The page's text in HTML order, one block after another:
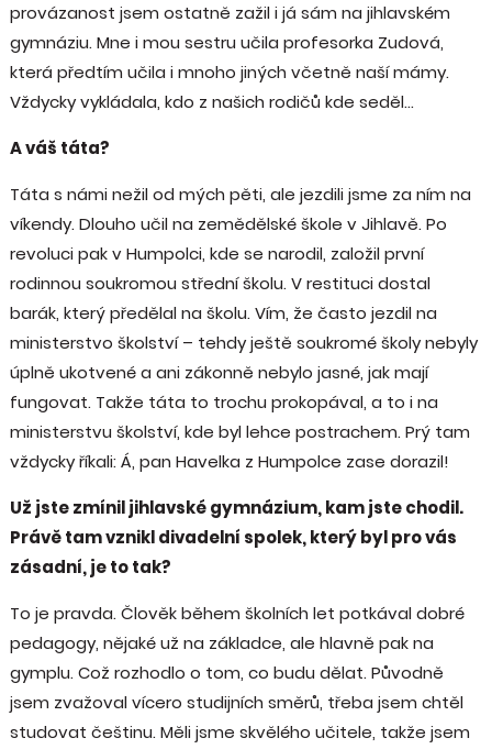
provázanost jsem ostatně zažil i já sám na jihlavském
gymnáziu. Mne i mou sestru učila profesorka Zudová,
která předtím učila i mnoho jiných včetně naší mámy.
Vždycky vykládala, kdo z našich rodičů kde seděl…
A váš táta?
Táta s námi nežil od mých pěti, ale jezdili jsme za ním na
víkendy. Dlouho učil na zemědělské škole v Jihlavě. Po
revoluci pak v Humpolci, kde se narodil, založil první
rodinnou soukromou střední školu. V restituci dostal
barák, který předělal na školu. Vím, že často jezdil na
ministerstvo školství – tehdy ještě soukromé školy nebyly
úplně ukotvené a ani zákonně nebylo jasné, jak mají
fungovat. Takže táta to trochu prokopával, a to i na
ministerstvu školství, kde byl lehce postrachem. Prý tam
vždycky říkali: Á, pan Havelka z Humpolce zase dorazil!
Už jste zmínil jihlavské gymnázium, kam jste chodil.
Právě tam vznikl divadelní spolek, který byl pro vás
zásadní, je to tak?
To je pravda. Člověk během školních let potkával dobré
pedagogy, nějaké už na základce, ale hlavně pak na
gymplu. Což rozhodlo o tom, co budu dělat. Původně
jsem zvažoval vícero studijních směrů, třeba jsem chtěl
studovat češtinu. Měli jsme skvělého učitele, takže jsem